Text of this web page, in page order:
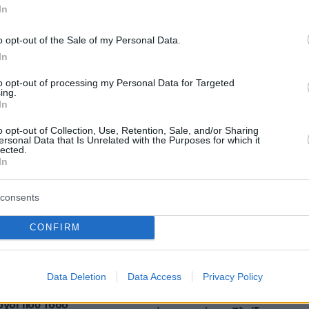
opt-out of the Sale of my Personal Data.
opt-out of processing my Personal Data for Targeted
opt-out of Collection, Use, Retention, Sale, and/or Sharing
Data that Is Unrelated with the Purposes for which it
CONFIRM
Data Deletion Data Access Privacy Policy
ΕιδήσειςΔημοφιλή
πρέπει να
σας αν έχετε
που τόσο
Μιχάλη Κατσουρή: ΑΕΚ και Athens
δείτε βίντεο και φωτογραφίες